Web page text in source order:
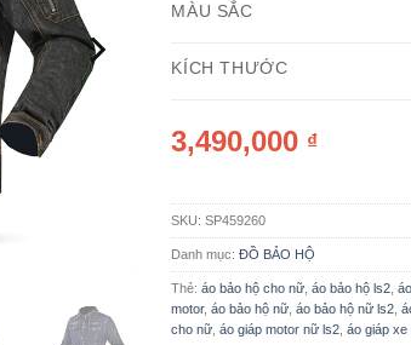
MÀU SẮC
KÍCH THƯỚC
3,490,000 ₫
SKU:SP459260
Danh mục:ĐỒ BẢO HỘ
Thẻ:áo bảo hộ cho nữ ,áo bảo hộ ls2 ,
motor,áo bảo hộ nữ ,áo bảo hộ nữ ls2 ,
cho nữ ,áo giáp motor nữ ls2 ,áo giáp